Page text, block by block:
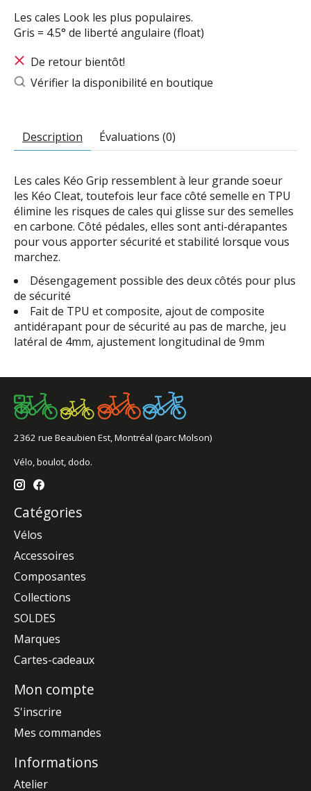
Les cales Look les plus populaires.
Gris = 4.5° de liberté angulaire (float)
De retour bientôt!
Vérifier la disponibilité en boutique
Description Évaluations (0)
Les cales Kéo Grip ressemblent à leur grande soeur
les Kéo Cleat, toutefois leur face côté semelle en TPU
élimine les risques de cales qui glisse sur des semelles
en carbone. Côté pédales, elles sont anti-dérapantes
pour vous apporter sécurité et stabilité lorsque vous
marchez.
Désengagement possible des deux côtés pour plus
de sécurité
Fait de TPU et composite, ajout de composite
antidérapant pour de sécurité au pas de marche, jeu
latéral de 4mm, ajustement longitudinal de 9mm
2362 rue Beaubien Est, Montréal (parc Molson)
Vélo, boulot, dodo.
Catégories
Vélos
Accessoires
Composantes
Collections
SOLDES
Marques
Cartes-cadeaux
Mon compte
S'inscrire
Mes commandes
Informations
Atelier